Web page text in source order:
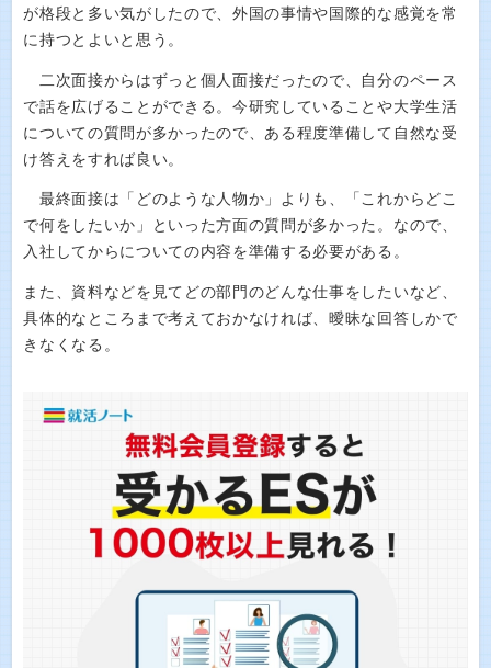
が格段と多い気がしたので、外国の事情や国際的な感覚を常
に持つとよいと思う。
二次面接からはずっと個人面接だったので、自分のペース
で話を広げることができる。今研究していることや大学生活
についての質問が多かったので、ある程度準備して自然な受
け答えをすれば良い。
最終面接は「どのような人物か」よりも、「これからどこ
で何をしたいか」といった方面の質問が多かった。なので、
入社してからについての内容を準備する必要がある。
また、資料などを見てどの部門のどんな仕事をしたいなど、
具体的なところまで考えておかなければ、曖昧な回答しかで
きなくなる。